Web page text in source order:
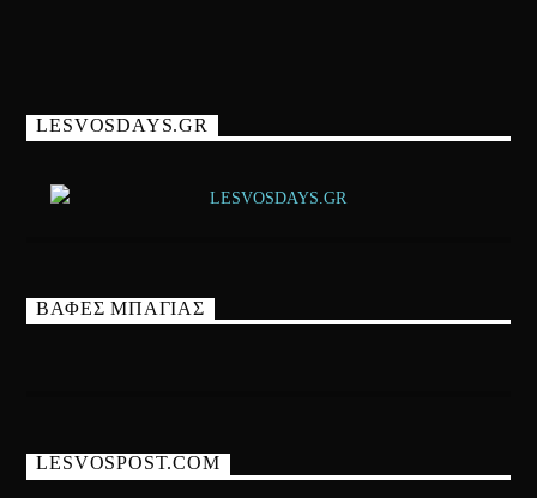
LESVOSDAYS.GR
ΒΑΦΕΣ ΜΠΑΓΙΑΣ
LESVOSPOST.COM